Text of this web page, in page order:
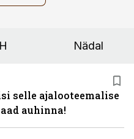
Nädal
selle ajalooteemalise
auhinna!